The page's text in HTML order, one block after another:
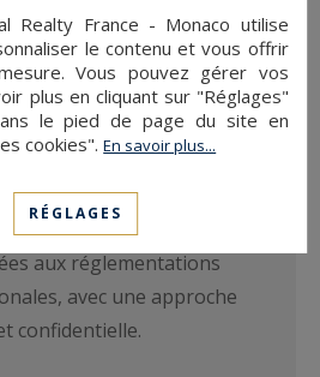
de notre clientèle
spécifiques, parfois liés à
complexes ou à des
spécialisés, nous
dans la mise en place
aux réglementations
avec une approche
confidentielle.
Realty France - Monaco utilise
le contenu et vous offrir
Vous pouvez gérer vos
plus en cliquant sur "Réglages"
le pied de page du site en
cookies".En savoir plus...
RÉGLAGES